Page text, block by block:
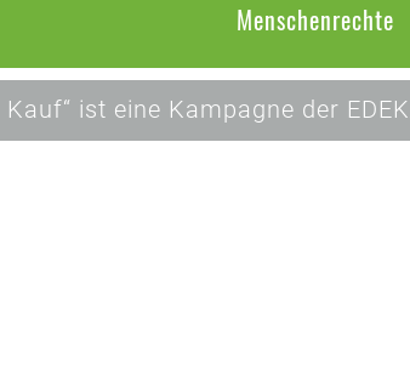
Menschenrechte
ist eine Kampagne der